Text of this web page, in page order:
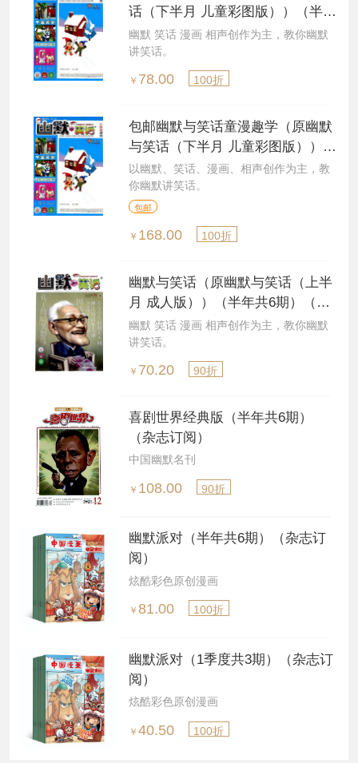
话（下半月 儿童彩图版））（半年
共6期）（杂志订阅）
幽默 笑话 漫画 相声创作为主，教你幽默
讲笑话。
￥ 78.00 100折
包邮幽默与笑话童漫趣学（原幽默
与笑话（下半月 儿童彩图版））
（1年共12期）（杂志订阅）
以幽默、笑话、漫画、相声创作为主，教
你幽默讲笑话。
包邮
￥ 168.00 100折
幽默与笑话（原幽默与笑话（上半
月 成人版））（半年共6期）（杂
志订阅）
幽默 笑话 漫画 相声创作为主，教你幽默
讲笑话。
￥ 70.20 90折
喜剧世界经典版（半年共6期）
（杂志订阅）
中国幽默名刊
￥ 108.00 90折
幽默派对（半年共6期）（杂志订
阅）
炫酷彩色原创漫画
￥81.00 100折
幽默派对（1季度共3期）（杂志订
阅）
炫酷彩色原创漫画
￥40.50 100折